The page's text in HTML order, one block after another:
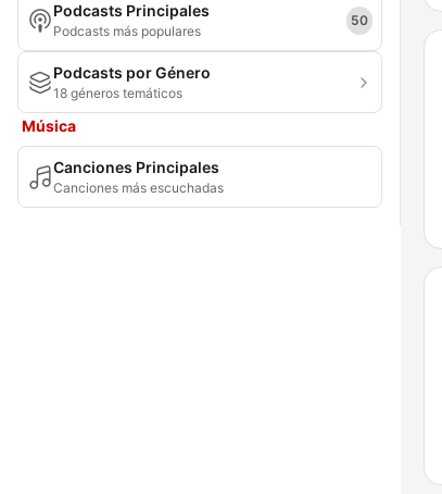
Podcasts Principales
Podcasts más populares
50
Podcasts por Género
18 géneros temáticos
Música
Canciones Principales
Canciones más escuchadas